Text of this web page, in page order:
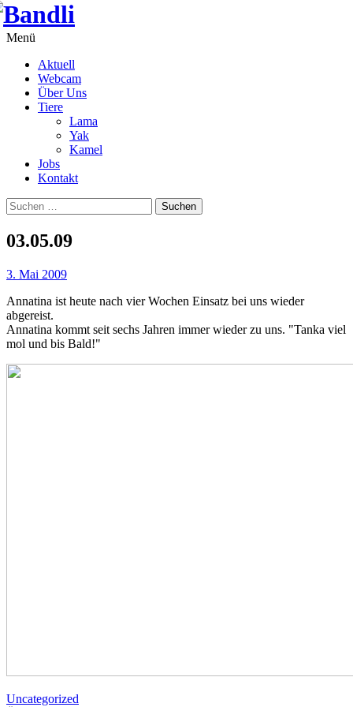
Springe
zum
Inhalt
Menü
Aktuell
Webcam
Über Uns
Tiere
Lama
Yak
Kamel
Jobs
Kontakt
Suchen
nach:
03.05.09
3. Mai 2009
Annatina ist heute nach vier Wochen Einsatz bei uns wieder
abgereist.
Annatina kommt seit sechs Jahren immer wieder zu uns. "Tanka viel
mol und bis Bald!"
Uncategorized